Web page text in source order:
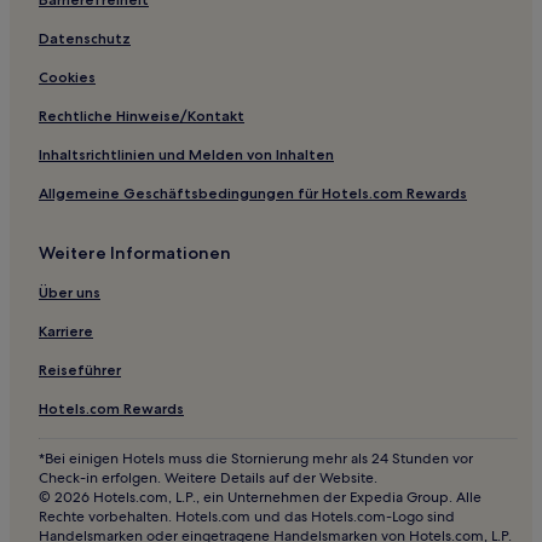
Hotels nahe Lodi Station
Hotels nahe Straßenbahnhaltestelle Regina Elena/V.le
Hotels nahe Castortempel
La Rustica: Hotels
Hotels nahe Nymphenbrunnen
Hotels nahe Palatin
Hotels nahe Trajanssäule
Tor Cervara: Hotels
Datenschutz
Cookies
Rechtliche Hinweise/Kontakt
Inhaltsrichtlinien und Melden von Inhalten
Allgemeine Geschäftsbedingungen für Hotels.com Rewards
Weitere Informationen
Über uns
Karriere
Reiseführer
Hotels.com Rewards
*Bei einigen Hotels muss die Stornierung mehr als 24 Stunden vor
Check-in erfolgen. Weitere Details auf der Website.
© 2026 Hotels.com, L.P., ein Unternehmen der Expedia Group. Alle
Rechte vorbehalten. Hotels.com und das Hotels.com-Logo sind
Handelsmarken oder eingetragene Handelsmarken von Hotels.com, L.P.